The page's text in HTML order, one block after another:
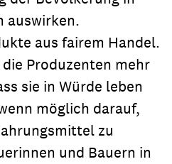
auswirken.
aus fairem Handel.
Produzenten mehr
sie in Würde leben
möglich darauf,
zu
und Bauern in